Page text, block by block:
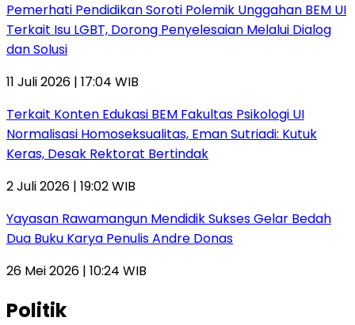
Pemerhati Pendidikan Soroti Polemik Unggahan BEM UI
Terkait Isu LGBT, Dorong Penyelesaian Melalui Dialog
dan Solusi
11 Juli 2026 | 17:04 WIB
Terkait Konten Edukasi BEM Fakultas Psikologi UI
Normalisasi Homoseksualitas, Eman Sutriadi: Kutuk
Keras, Desak Rektorat Bertindak
2 Juli 2026 | 19:02 WIB
Yayasan Rawamangun Mendidik Sukses Gelar Bedah
Dua Buku Karya Penulis Andre Donas
26 Mei 2026 | 10:24 WIB
Politik